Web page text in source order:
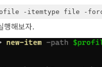
-itemtype file -
해보자.